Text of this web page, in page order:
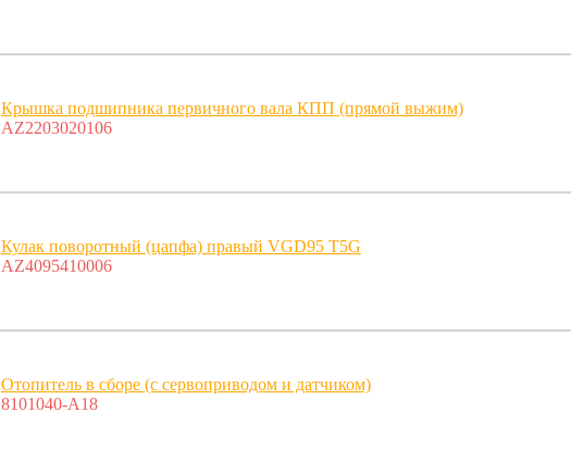
Крышка подшипника первичного вала КПП (прямой выжим)
AZ2203020106
Кулак поворотный (цапфа) правый VGD95 T5G
AZ4095410006
Отопитель в сборе (с сервоприводом и датчиком)
8101040-A18